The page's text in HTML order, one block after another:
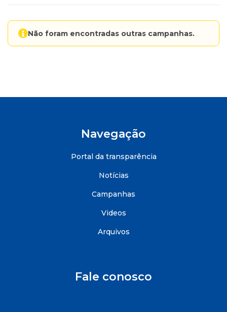
Não foram encontradas outras campanhas.
Navegação
Portal da transparência
Notícias
Campanhas
Videos
Arquivos
Fale conosco